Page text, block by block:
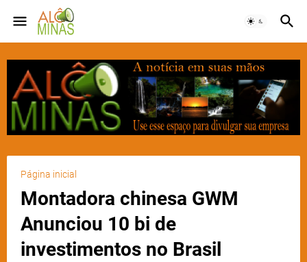
Página inicial
Montadora chinesa GWM
Anunciou 10 bi de
investimentos no Brasil